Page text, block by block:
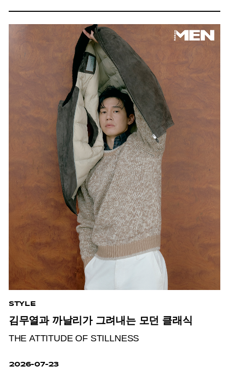
STYLE
김무열과 까날리가 그려내는 모던 클래식
THE ATTITUDE OF STILLNESS
2026-07-23